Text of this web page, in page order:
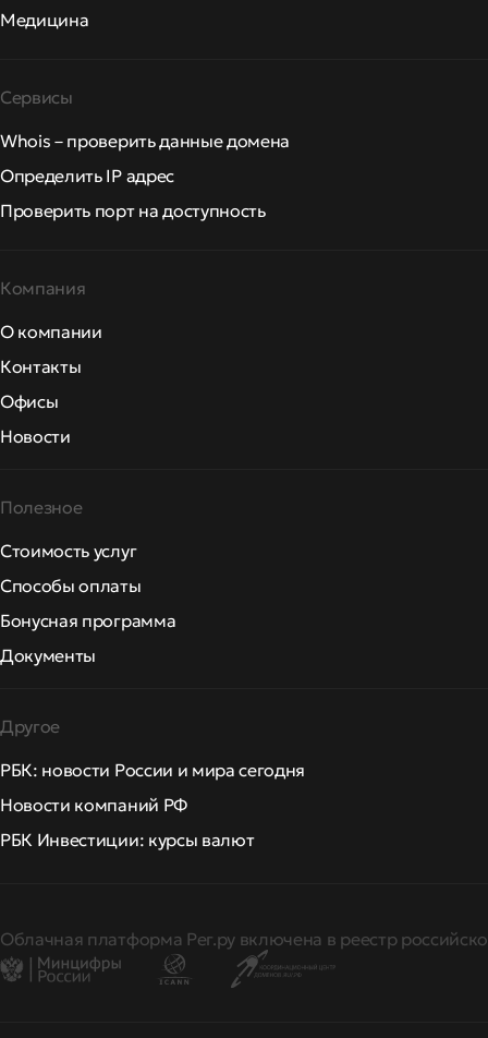
Медицина
Сервисы
Whois – проверить данные домена
Определить IP адрес
Проверить порт на доступность
Компания
О компании
Контакты
Офисы
Новости
Полезное
Стоимость услуг
Способы оплаты
Бонусная программа
Документы
Другое
РБК: новости России и мира сегодня
Новости компаний РФ
РБК Инвестиции: курсы валют
Облачная платформа Рег.ру включена в реестр